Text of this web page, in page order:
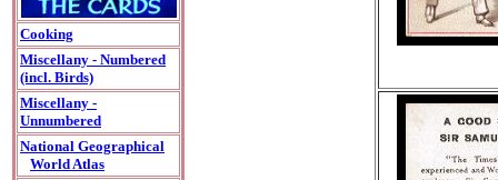
Cooking
Miscellany - Numbered
(incl. Birds)
Miscellany -
Unnumbered
National Geographical
World Atlas